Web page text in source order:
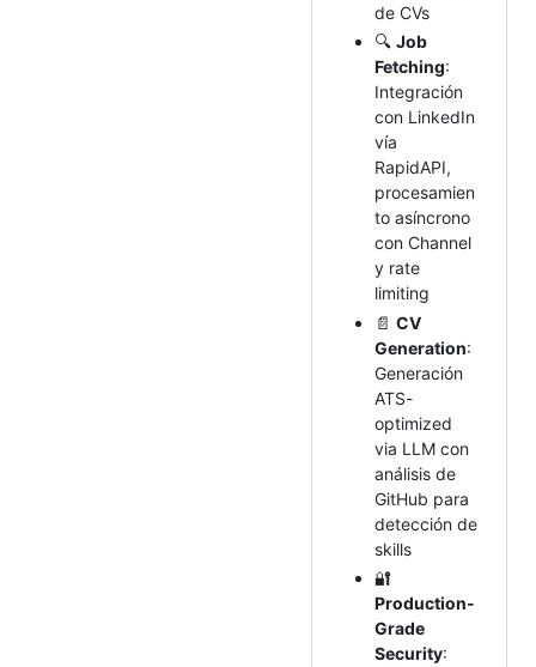
de CVs
🔍 Job
Fetching:
Integración
con LinkedIn
vía
RapidAPI,
procesamien
to asíncrono
con Channel
y rate
limiting
📄 CV
Generation:
Generación
ATS-
optimized
via LLM con
análisis de
GitHub para
detección de
skills
🔐
Production-
Grade
Security: